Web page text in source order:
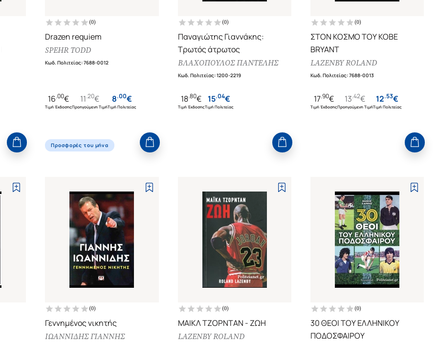
(0)
Drazen requiem
SPEHR TODD
Κωδ. Πολιτείας:7688-0012
16.00€
Τιμή Έκδοσης
11.20€
Προηγούμενη Τιμή
8.00€
Τιμή Πολιτείας
Προσφορές του μήνα
(0)
Παναγιώτης Γιαννάκης:
Τρωτός άτρωτος
ΒΛΑΧΟΠΟΥΛΟΣ ΠΑΝΤΕΛΗΣ
Κωδ. Πολιτείας:1200-2219
18.80€
Τιμή Έκδοσης
15.04€
Τιμή Πολιτείας
(0)
ΣΤΟΝ ΚΟΣΜΟ ΤΟΥ KOBE
BRYANT
LAZENBY ROLAND
Κωδ. Πολιτείας:7688-0013
17.90€
Τιμή Έκδοσης
13.42€
Προηγούμενη Τιμή
12.53€
Τιμή Πολιτείας
(0)
Γεννημένος νικητής
ΙΩΑΝΝΙΔΗΣ ΓΙΑΝΝΗΣ
(0)
ΜΑΙΚΛ ΤΖΟΡΝΤΑΝ - ΖΩΗ
LAZENBY ROLAND
(0)
30 ΘΕΟΙ ΤΟΥ ΕΛΛΗΝΙΚΟΥ
ΠΟΔΟΣΦΑΙΡΟΥ